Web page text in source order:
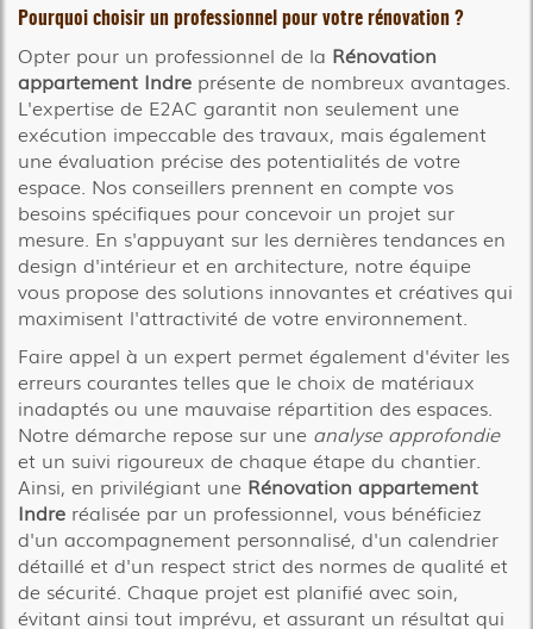
Pourquoi choisir un professionnel pour votre rénovation ?
Opter pour un professionnel de la Rénovation
appartement Indre présente de nombreux avantages.
L'expertise de E2AC garantit non seulement une
exécution impeccable des travaux, mais également
une évaluation précise des potentialités de votre
espace. Nos conseillers prennent en compte vos
besoins spécifiques pour concevoir un projet sur
mesure. En s'appuyant sur les dernières tendances en
design d'intérieur et en architecture, notre équipe
vous propose des solutions innovantes et créatives qui
maximisent l'attractivité de votre environnement.
Faire appel à un expert permet également d'éviter les
erreurs courantes telles que le choix de matériaux
inadaptés ou une mauvaise répartition des espaces.
Notre démarche repose sur une analyse approfondie
et un suivi rigoureux de chaque étape du chantier.
Ainsi, en privilégiant une Rénovation appartement
Indre réalisée par un professionnel, vous bénéficiez
d'un accompagnement personnalisé, d'un calendrier
détaillé et d'un respect strict des normes de qualité et
de sécurité. Chaque projet est planifié avec soin,
évitant ainsi tout imprévu, et assurant un résultat qui